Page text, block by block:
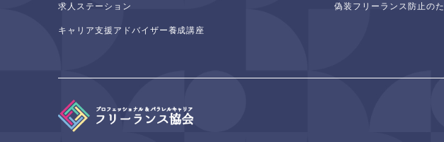
求人ステーション
キャリア支援アドバイザー養成講座
偽装フリーランス防止の